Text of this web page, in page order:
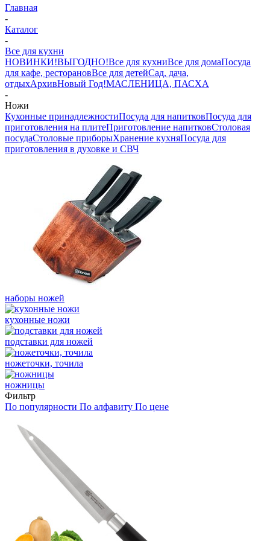
Главная
-
Каталог
-
Все для кухни
НОВИНКИ!ВЫГОДНО!Все для кухниВсе для домаПосуда
для кафе, ресторановВсе для детейСад, дача,
отдыхАрхивНовый Год!МАСЛЕНИЦА, ПАСХА
-
Ножи
Кухонные принадлежностиПосуда для напитковПосуда для
приготовления на плитеПриготовление напитковСтоловая
посудаСтоловые приборыХранение кухняПосуда для
приготовления в духовке и СВЧ
наборы ножей
кухонные ножи
подставки для ножей
ножеточки, точила
ножницы
Фильтр
По популярности По алфавиту По цене